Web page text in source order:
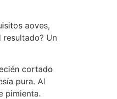
aoves,
resultado? Un
cortado
pura. Al
pimienta.